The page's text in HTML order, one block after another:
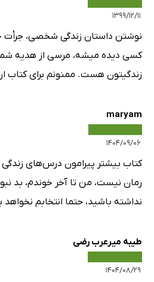
۱۳۹۹/۱۲/۱۱
نوشتن داستان زندگی شخصی، جرأت
کسی دیده میشه، مرسی از هدیه
زندگیتون هست. ممنونم برای کتاب
maryam
۱۴۰۴/۰۹/۰۶
کتاب بیشتر پیرامون درس‌های
رمان نیست، من تا آخر خوندم، بد
نداشته باشید، حتما انتخابم نخواهد
طیبه میرعرب رضی
۱۴۰۴/۰۸/۲۹